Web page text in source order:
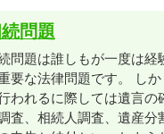
問題
問題は誰しもが一度は経
要な法律問題です。 し
われるに際しては遺言の
査、相続人調査、遺産分